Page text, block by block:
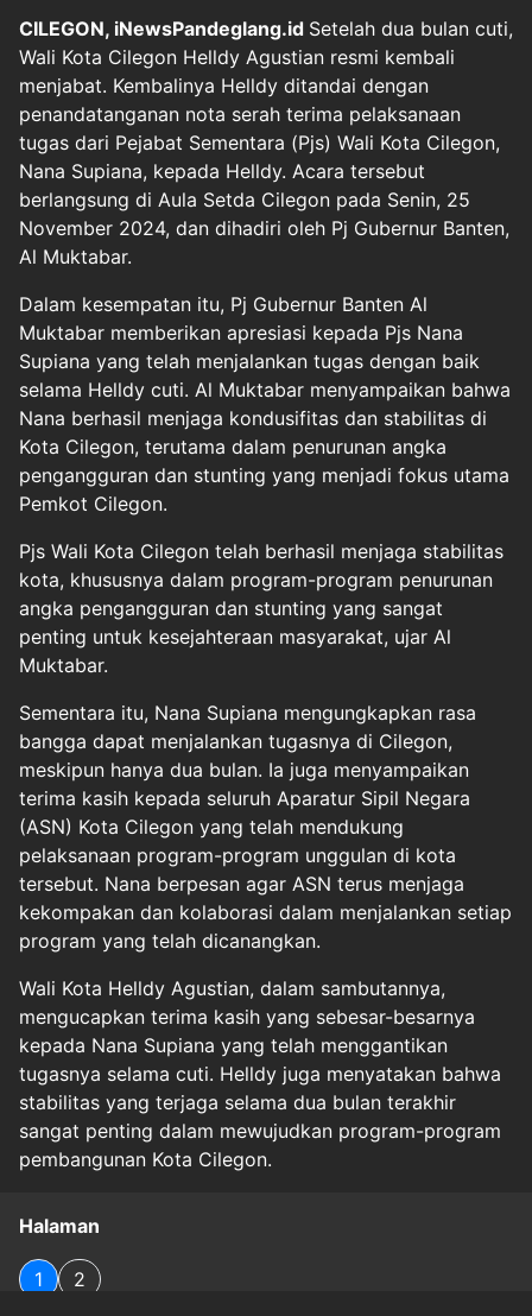
CILEGON, iNewsPandeglang.id Setelah dua bulan cuti,
Wali Kota Cilegon Helldy Agustian resmi kembali
menjabat. Kembalinya Helldy ditandai dengan
penandatanganan nota serah terima pelaksanaan
tugas dari Pejabat Sementara (Pjs) Wali Kota Cilegon,
Nana Supiana, kepada Helldy. Acara tersebut
berlangsung di Aula Setda Cilegon pada Senin, 25
November 2024, dan dihadiri oleh Pj Gubernur Banten,
Al Muktabar.
Dalam kesempatan itu, Pj Gubernur Banten Al
Muktabar memberikan apresiasi kepada Pjs Nana
Supiana yang telah menjalankan tugas dengan baik
selama Helldy cuti. Al Muktabar menyampaikan bahwa
Nana berhasil menjaga kondusifitas dan stabilitas di
Kota Cilegon, terutama dalam penurunan angka
pengangguran dan stunting yang menjadi fokus utama
Pemkot Cilegon.
Pjs Wali Kota Cilegon telah berhasil menjaga stabilitas
kota, khususnya dalam program-program penurunan
angka pengangguran dan stunting yang sangat
penting untuk kesejahteraan masyarakat, ujar Al
Muktabar.
Sementara itu, Nana Supiana mengungkapkan rasa
bangga dapat menjalankan tugasnya di Cilegon,
meskipun hanya dua bulan. Ia juga menyampaikan
terima kasih kepada seluruh Aparatur Sipil Negara
(ASN) Kota Cilegon yang telah mendukung
pelaksanaan program-program unggulan di kota
tersebut. Nana berpesan agar ASN terus menjaga
kekompakan dan kolaborasi dalam menjalankan setiap
program yang telah dicanangkan.
Wali Kota Helldy Agustian, dalam sambutannya,
mengucapkan terima kasih yang sebesar-besarnya
kepada Nana Supiana yang telah menggantikan
tugasnya selama cuti. Helldy juga menyatakan bahwa
stabilitas yang terjaga selama dua bulan terakhir
sangat penting dalam mewujudkan program-program
pembangunan Kota Cilegon.
Halaman
1 2